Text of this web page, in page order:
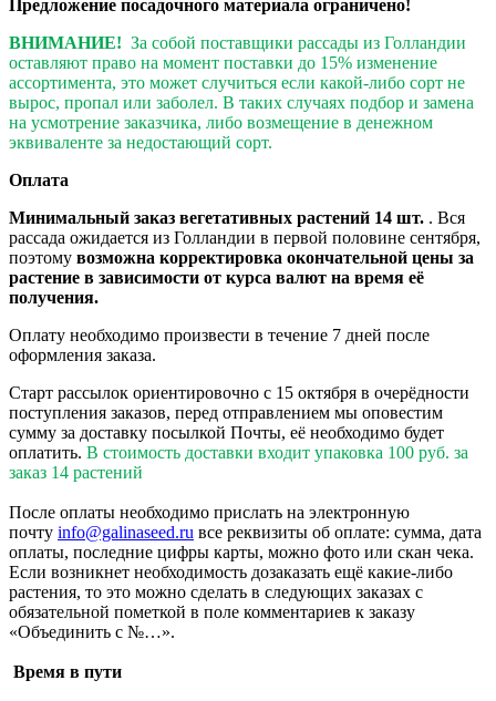
Предложение посадочного материала ограничено!
ВНИМАНИЕ! За собой поставщики рассады из Голландии
оставляют право на момент поставки до 15% изменение
ассортимента, это может случиться если какой-либо сорт не
вырос, пропал или заболел. В таких случаях подбор и замена
на усмотрение заказчика, либо возмещение в денежном
эквиваленте за недостающий сорт.
Оплата
Минимальный заказ вегетативных растений 14 шт. . Вся
рассада ожидается из Голландии в первой половине сентября,
поэтому возможна корректировка окончательной цены за
растение в зависимости от курса валют на время её
получения.
Оплату необходимо произвести в течение 7 дней после
оформления заказа.
Старт рассылок ориентировочно с 15 октября в очерёдности
поступления заказов, перед отправлением мы оповестим
сумму за доставку посылкой Почты, её необходимо будет
оплатить. В стоимость доставки входит упаковка 100 руб. за
заказ 14 растений
После оплаты необходимо прислать на электронную
почту info@galinaseed.ru все реквизиты об оплате: сумма, дата
оплаты, последние цифры карты, можно фото или скан чека.
Если возникнет необходимость дозаказать ещё какие-либо
растения, то это можно сделать в следующих заказах с
обязательной пометкой в поле комментариев к заказу
«Объединить с №…».
Время в пути